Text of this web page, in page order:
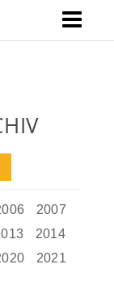
2007
2014
2021